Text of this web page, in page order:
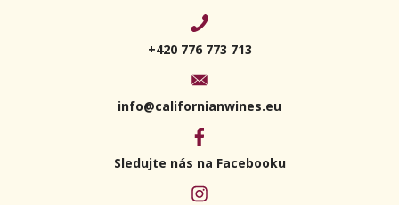
+420 776 773 713
info@californianwines.eu
Sledujte nás na Facebooku